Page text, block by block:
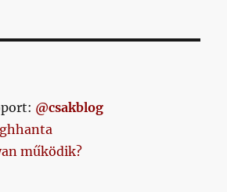
@csakblog
működik?